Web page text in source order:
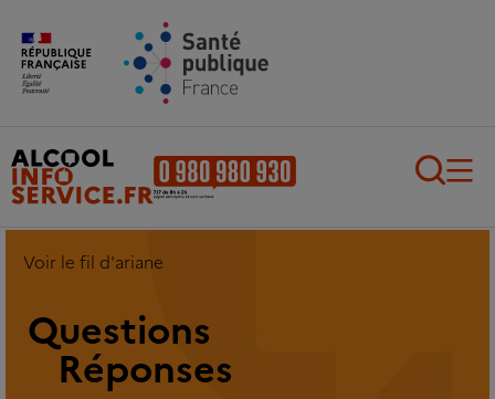
Aller au contenu principal
Voir le fil d'ariane
Questions
Réponses